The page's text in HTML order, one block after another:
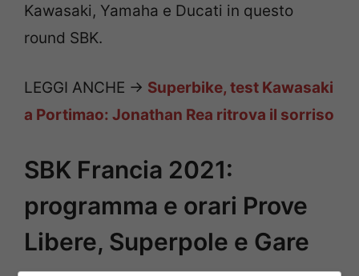
Kawasaki, Yamaha e Ducati in questo
round SBK.
LEGGI ANCHE -> Superbike, test Kawasaki
a Portimao: Jonathan Rea ritrova il sorriso
SBK Francia 2021:
programma e orari Prove
Libere, Superpole e Gare